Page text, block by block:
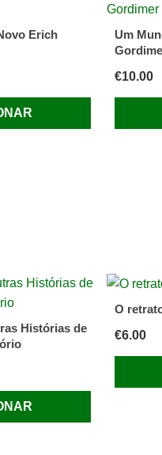
Couto
Erich
Um
€10.00
Histórias de
O
€6.00